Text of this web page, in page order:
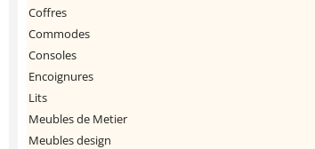
Coffres
Commodes
Consoles
Encoignures
Lits
Meubles de Metier
Meubles design